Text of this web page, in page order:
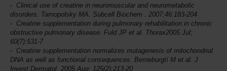
Clinical use of creatine in neuromuscular and neurometabolic
disorders. Tarnopolsky MA. Subcell Biochem . 2007;46:183-204
Creatine supplementation during pulmonary rehabilitation in chronic
obstructive pulmonary disease. Fuld JP et al. Thorax2005 Jul;
60(7):531-7
Creatine supplementation normalizes mutagenesis of mitochondrial
DNA as well as functional consequences. Berneburgtí M et al. J
Invest Dermatol. 2005 Aug; 125(2):213-20